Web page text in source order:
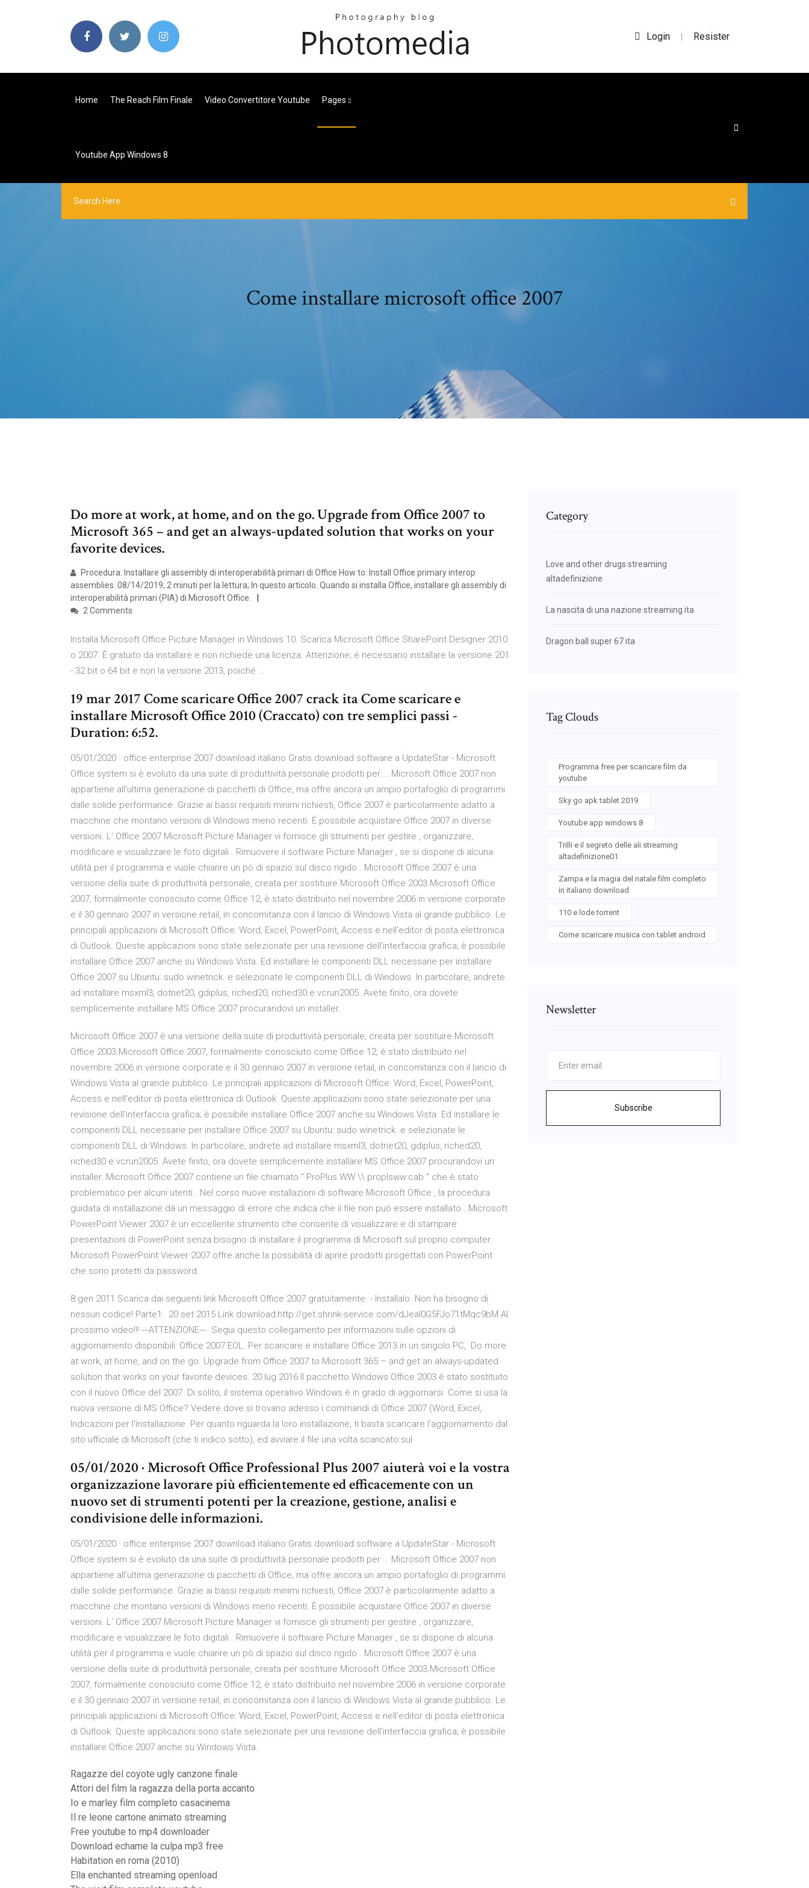
Login | Resister
Home The Reach Film Finale Video Convertitore Youtube Pages
Youtube App Windows 8
Come installare microsoft office 2007
Do more at work, at home, and on the go. Upgrade from Office 2007 to
Microsoft 365 – and get an always-updated solution that works on your
favorite devices.
Procedura: Installare gli assembly di interoperabilità primari di Office How to: Install Office primary interop
assemblies. 08/14/2019; 2 minuti per la lettura; In questo articolo. Quando si installa Office, installare gli assembly di
interoperabilità primari (PIA) di Microsoft Office.
2 Comments
Installa Microsoft Office Picture Manager in Windows 10. Scarica Microsoft Office SharePoint Designer 2010
o 2007. È gratuito da installare e non richiede una licenza. Attenzione; è necessario installare la versione 201
- 32 bit o 64 bit e non la versione 2013, poiché …
19 mar 2017 Come scaricare Office 2007 crack ita Come scaricare e
installare Microsoft Office 2010 (Craccato) con tre semplici passi -
Duration: 6:52.
05/01/2020 · office enterprise 2007 download italiano Gratis download software a UpdateStar - Microsoft
Office system si è evoluto da una suite di produttività personale prodotti per … Microsoft Office 2007 non
appartiene all'ultima generazione di pacchetti di Office, ma offre ancora un ampio portafoglio di programmi
dalle solide performance. Grazie ai bassi requisiti minimi richiesti, Office 2007 è particolarmente adatto a
macchine che montano versioni di Windows meno recenti. È possibile acquistare Office 2007 in diverse
versioni. L' Office 2007 Microsoft Picture Manager vi fornisce gli strumenti per gestire , organizzare,
modificare e visualizzare le foto digitali . Rimuovere il software Picture Manager , se si dispone di alcuna
utilità per il programma e vuole chiarire un pò di spazio sul disco rigido . Microsoft Office 2007 è una
versione della suite di produttività personale, creata per sostituire Microsoft Office 2003.Microsoft Office
2007, formalmente conosciuto come Office 12, è stato distribuito nel novembre 2006 in versione corporate
e il 30 gennaio 2007 in versione retail, in concomitanza con il lancio di Windows Vista al grande pubblico. Le
principali applicazioni di Microsoft Office: Word, Excel, PowerPoint, Access e nell'editor di posta elettronica
di Outlook. Queste applicazioni sono state selezionate per una revisione dell'interfaccia grafica; è possibile
installare Office 2007 anche su Windows Vista. Ed installare le componenti DLL necessarie per installare
Office 2007 su Ubuntu: sudo winetrick. e selezionate le componenti DLL di Windows. In particolare, andrete
ad installare msxml3, dotnet20, gdiplus, riched20, riched30 e vcrun2005. Avete finito, ora dovete
semplicemente installare MS Office 2007 procurandovi un installer.
Microsoft Office 2007 è una versione della suite di produttività personale, creata per sostituire Microsoft
Office 2003.Microsoft Office 2007, formalmente conosciuto come Office 12, è stato distribuito nel
novembre 2006 in versione corporate e il 30 gennaio 2007 in versione retail, in concomitanza con il lancio di
Windows Vista al grande pubblico. Le principali applicazioni di Microsoft Office: Word, Excel, PowerPoint,
Access e nell'editor di posta elettronica di Outlook. Queste applicazioni sono state selezionate per una
revisione dell'interfaccia grafica; è possibile installare Office 2007 anche su Windows Vista. Ed installare le
componenti DLL necessarie per installare Office 2007 su Ubuntu: sudo winetrick. e selezionate le
componenti DLL di Windows. In particolare, andrete ad installare msxml3, dotnet20, gdiplus, riched20,
riched30 e vcrun2005. Avete finito, ora dovete semplicemente installare MS Office 2007 procurandovi un
installer. Microsoft Office 2007 contiene un file chiamato " ProPlus.WW \\ proplsww.cab " che è stato
problematico per alcuni utenti . Nel corso nuove installazioni di software Microsoft Office , la procedura
guidata di installazione dà un messaggio di errore che indica che il file non può essere installato . Microsoft
PowerPoint Viewer 2007 è un eccellente strumento che consente di visualizzare e di stampare
presentazioni di PowerPoint senza bisogno di installare il programma di Microsoft sul proprio computer.
Microsoft PowerPoint Viewer 2007 offre anche la possibilità di aprire prodotti progettati con PowerPoint
che sono protetti da password.
8 gen 2011 Scarica dai seguenti link Microsoft Office 2007 gratuitamente. - Installalo. Non ha bisogno di
nessun codice! Parte1: 20 set 2015 Link download:http://get.shrink-service.com/dJeaI0G5FJo71tMqc9bM Al
prossimo video!!! ---ATTENZIONE--- Segui questo collegamento per informazioni sulle opzioni di
aggiornamento disponibili: Office 2007 EOL. Per scaricare e installare Office 2013 in un singolo PC, Do more
at work, at home, and on the go. Upgrade from Office 2007 to Microsoft 365 – and get an always-updated
solution that works on your favorite devices. 20 lug 2016 Il pacchetto Windows Office 2003 è stato sostituito
con il nuovo Office del 2007. Di solito, il sistema operativo Windows è in grado di aggiornarsi Come si usa la
nuova versione di MS Office? Vedere dove si trovano adesso i commandi di Office 2007 (Word, Excel, .
Indicazioni per l'installazione. Per quanto riguarda la loro installazione, ti basta scaricare l'aggiornamento dal
sito ufficiale di Microsoft (che ti indico sotto), ed avviare il file una volta scaricato sul
05/01/2020 · Microsoft Office Professional Plus 2007 aiuterà voi e la vostra
organizzazione lavorare più efficientemente ed efficacemente con un
nuovo set di strumenti potenti per la creazione, gestione, analisi e
condivisione delle informazioni.
05/01/2020 · office enterprise 2007 download italiano Gratis download software a UpdateStar - Microsoft
Office system si è evoluto da una suite di produttività personale prodotti per … Microsoft Office 2007 non
appartiene all'ultima generazione di pacchetti di Office, ma offre ancora un ampio portafoglio di programmi
dalle solide performance. Grazie ai bassi requisiti minimi richiesti, Office 2007 è particolarmente adatto a
macchine che montano versioni di Windows meno recenti. È possibile acquistare Office 2007 in diverse
versioni. L' Office 2007 Microsoft Picture Manager vi fornisce gli strumenti per gestire , organizzare,
modificare e visualizzare le foto digitali . Rimuovere il software Picture Manager , se si dispone di alcuna
utilità per il programma e vuole chiarire un pò di spazio sul disco rigido . Microsoft Office 2007 è una
versione della suite di produttività personale, creata per sostituire Microsoft Office 2003.Microsoft Office
2007, formalmente conosciuto come Office 12, è stato distribuito nel novembre 2006 in versione corporate
e il 30 gennaio 2007 in versione retail, in concomitanza con il lancio di Windows Vista al grande pubblico. Le
principali applicazioni di Microsoft Office: Word, Excel, PowerPoint, Access e nell'editor di posta elettronica
di Outlook. Queste applicazioni sono state selezionate per una revisione dell'interfaccia grafica; è possibile
installare Office 2007 anche su Windows Vista.
Ragazze del coyote ugly canzone finale
Attori del film la ragazza della porta accanto
Io e marley film completo casacinema
Il re leone cartone animato streaming
Free youtube to mp4 downloader
Download echame la culpa mp3 free
Habitation en roma (2010)
Ella enchanted streaming openload
Category
Love and other drugs streaming
altadefinizione
La nascita di una nazione streaming ita
Dragon ball super 67 ita
Tag Clouds
Programma free per scaricare film da
youtube
Sky go apk tablet 2019
Youtube app windows 8
Trilli e il segreto delle ali streaming
altadefinizione01
Zampa e la magia del natale film completo
in italiano download
110 e lode torrent
Come scaricare musica con tablet android
Newsletter
Subscribe